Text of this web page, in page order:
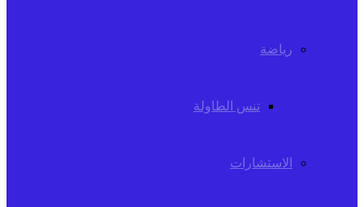
رياضة
تنس الطاولة
الاستشارات